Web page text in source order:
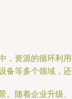
，资源的循环利
备等多个领域，
。随着企业升级